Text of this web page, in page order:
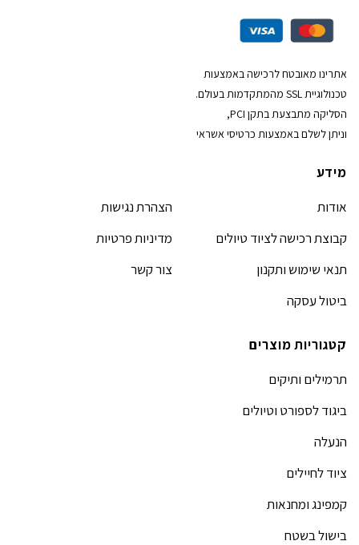
אתרינו מאובטח לרכישה באמצעות
טכנולוגיית SSL מהמתקדמות בעולם.
הסליקה מתבצעת בתקן PCI,
וניתן לשלם באמצעות כרטיסי אשראי
מידע
אודות
קבוצת רכישה לציוד טיולים
תנאי שימוש ותקנון
ביטול עסקה
הצהרת נגישות
מדיניות פרטיות
צור קשר
קטגוריות מוצרים
תרמילים ותיקים
ביגוד לספורט וטיולים
הנעלה
ציוד לחיילים
קמפינג ומחנאות
בישול בשטח